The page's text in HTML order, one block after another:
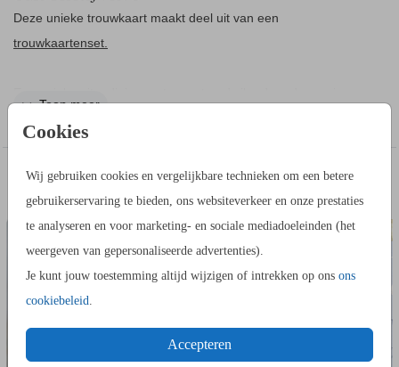
Cookies
Wij gebruiken cookies en vergelijkbare technieken om een betere
gebruikerservaring te bieden, ons websiteverkeer en onze prestaties
te analyseren en voor marketing- en sociale mediadoeleinden (het
weergeven van gepersonaliseerde advertenties).
Je kunt jouw toestemming altijd wijzigen of intrekken op ons ons
cookiebeleid.
Accepteren
Deze unieke trouwkaart maakt deel uit van een
trouwkaartenset.
heeft. Door touw er bij te bestellen kun je deze om de
trouwkaart binden. Dan ook nog een klein kaartje erbij...en je
hebt echt iets unieks. De trouwkaart is 11 bij 17 cm.
Toon meer
IN DEZELFDE STIJL KUN JE DIT OOK
BESTELLEN